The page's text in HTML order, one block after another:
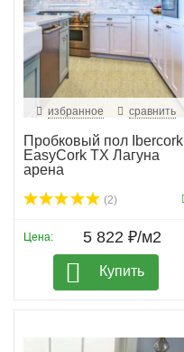
избранное сравнить
Пробковый пол Ibercork
EasyCork TX Лагуна
арена
(2)
Цена: 5 822 ₽/м2
Купить